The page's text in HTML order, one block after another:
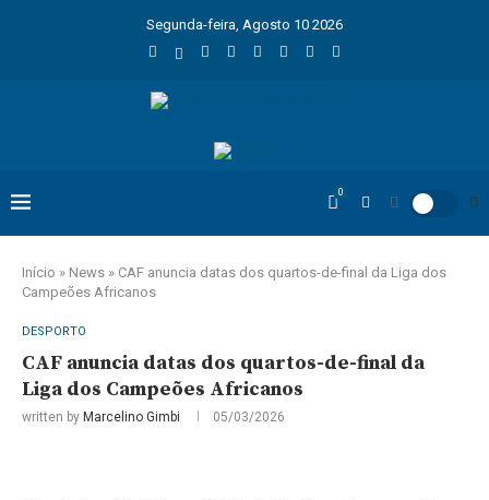
Segunda-feira, Agosto 10 2026
0
Início » News » CAF anuncia datas dos quartos-de-final da Liga dos
Campeões Africanos
DESPORTO
CAF anuncia datas dos quartos-de-final da
Liga dos Campeões Africanos
written by Marcelino Gimbi 05/03/2026